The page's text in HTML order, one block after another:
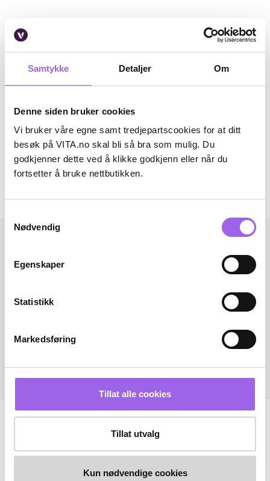
Samtykke Detaljer Om
Denne siden bruker cookies
Vi bruker våre egne samt tredjepartscookies for at ditt
besøk på VITA.no skal bli så bra som mulig. Du
godkjenner dette ved å klikke godkjenn eller når du
fortsetter å bruke nettbutikken.
Nødvendig
Egenskaper
Statistikk
Markedsføring
Tillat alle cookies
Tillat utvalg
Kun nødvendige cookies
Beskrivelse
Artikkelnummer: 032323007
Omtaler
Andre har også kjøpt..